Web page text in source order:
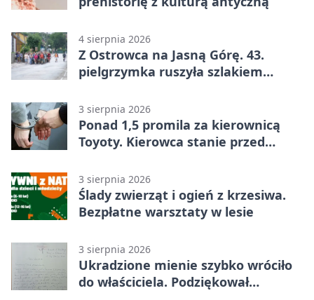
4 sierpnia 2026
Z Ostrowca na Jasną Górę. 43.
pielgrzymka ruszyła szlakiem
3 sierpnia 2026
Ponad 1,5 promila za kierownicą
Toyoty. Kierowca stanie przed
3 sierpnia 2026
Ślady zwierząt i ogień z krzesiwa.
Bezpłatne warsztaty w lesie
3 sierpnia 2026
Ukradzione mienie szybko wróciło
do właściciela. Podziękował